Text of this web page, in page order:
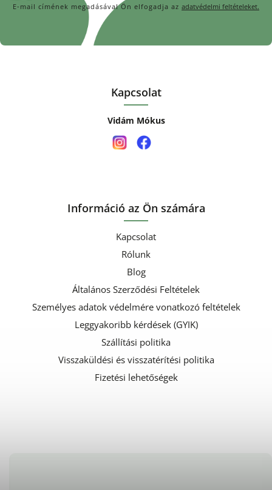
Kapcsolat
Vidám Mókus
Információ az Ön számára
Kapcsolat
Rólunk
Blog
Általános Szerződési Feltételek
Személyes adatok védelmére vonatkozó feltételek
Leggyakoribb kérdések (GYIK)
Szállítási politika
Visszaküldési és visszatérítési politika
Fizetési lehetőségek
E-mail címének megadásával Ön elfogadja az adatvédelmi feltételeket.